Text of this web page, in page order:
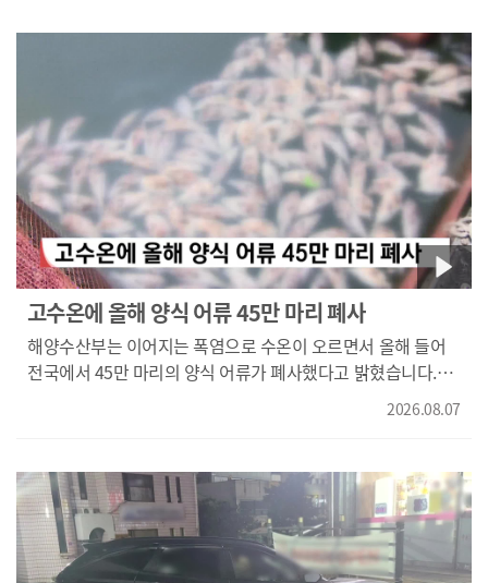
있습니다.
고수온에 올해 양식 어류 45만 마리 폐사
해양수산부는 이어지는 폭염으로 수온이 오르면서 올해 들어
전국에서 45만 마리의 양식 어류가 폐사했다고 밝혔습니다.
폐사에 따른 피해액은 10억5천만 원으로 집계됐습니다.
해수부는 액화산소 공급장치와 차광막 등 고수온 대응 장비를
당부했습니다.
2026.08.07